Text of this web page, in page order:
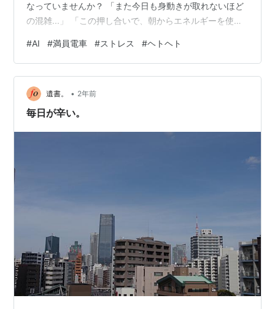
なっていませんか？ 「また今日も身動きが取れないほど
の混雑...」 「この押し合いで、朝からエネルギーを使い
ス...」 私たちの多くが、こうした満員電車の苦痛を日々
経験しています。人の体温と匂いに囲まれ、時には遅延
でイライラが募る通勤時間。 しかし、ちょっとした工夫
で満員電車のストレスを劇的に軽減できるのをご存知で
すか？ 今回は、通勤・通学に革命を起こす「意外な7つ
#AI #満員電車 #ストレス #ヘトヘト
遺書。 • 2年前
毎日が辛い。